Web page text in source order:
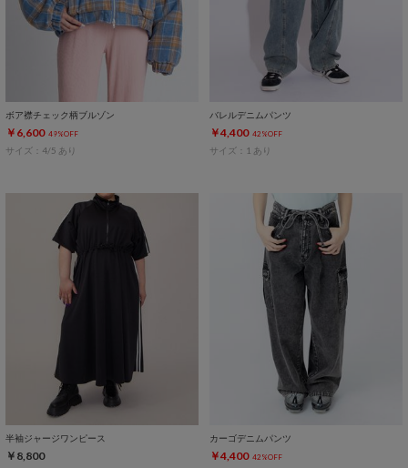
ボア襟チェック柄ブルゾン
￥6,600 49%OFF
サイズ：4/5 あり
バレルデニムパンツ
￥4,400 42%OFF
サイズ：1 あり
半袖ジャージワンピース
￥8,800
カーゴデニムパンツ
￥4,400 42%OFF